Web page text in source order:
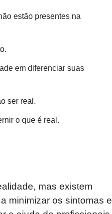
estão presentes na
em diferenciar suas
ser real.
o que é real.
mas existem
minimizar os sintomas e